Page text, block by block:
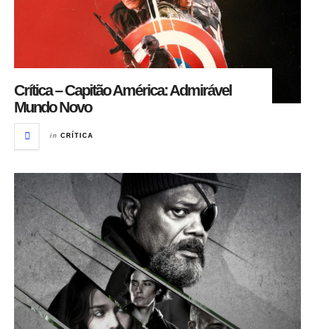
Crítica – Capitão América: Admirável
Mundo Novo
in CRÍTICA